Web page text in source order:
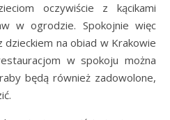
oczywiście z kącikami
w ogrodzie. Spokojnie więc
dzieckiem na obiad w Krakowie
w spokoju można
będą również zadowolone,